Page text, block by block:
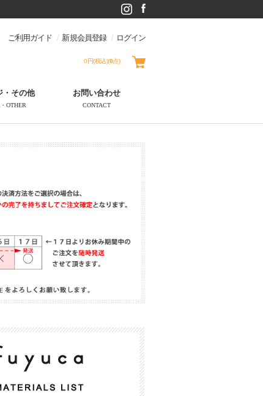
ご利用ガイド 新規会員登録 ログイン
0円(税込)(0点)
・その他
OTHER
お問い合わせ
CONTACT